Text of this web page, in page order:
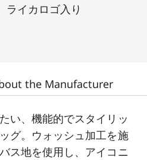
ライカロゴ入り
the Manufacturer
い、機能的でスタイリッ
グ。ウォッシュ加工を施
ス地を使用し、アイコニ